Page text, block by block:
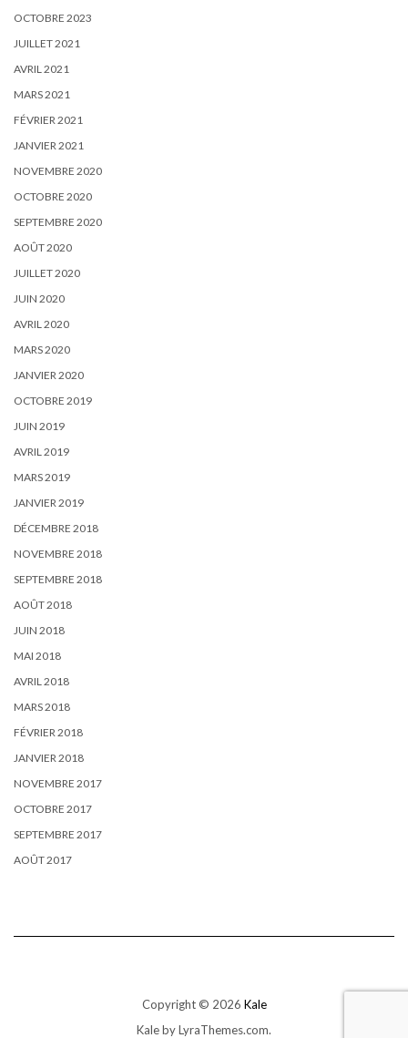
OCTOBRE 2023
JUILLET 2021
AVRIL 2021
MARS 2021
FÉVRIER 2021
JANVIER 2021
NOVEMBRE 2020
OCTOBRE 2020
SEPTEMBRE 2020
AOÛT 2020
JUILLET 2020
JUIN 2020
AVRIL 2020
MARS 2020
JANVIER 2020
OCTOBRE 2019
JUIN 2019
AVRIL 2019
MARS 2019
JANVIER 2019
DÉCEMBRE 2018
NOVEMBRE 2018
SEPTEMBRE 2018
AOÛT 2018
JUIN 2018
MAI 2018
AVRIL 2018
MARS 2018
FÉVRIER 2018
JANVIER 2018
NOVEMBRE 2017
OCTOBRE 2017
SEPTEMBRE 2017
AOÛT 2017
Copyright © 2026 Kale
Kaleby LyraThemes.com.